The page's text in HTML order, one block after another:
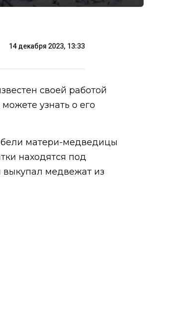
14 декабря 2023, 13:33
своей работой
узнать о его
матери-медведицы
находятся под
выкупал медвежат из